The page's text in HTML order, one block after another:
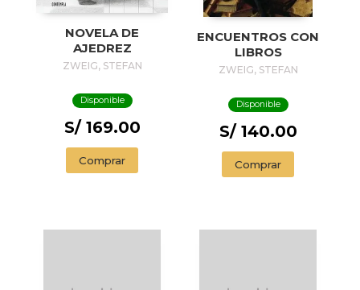
NOVELA DE
AJEDREZ
ZWEIG, STEFAN
Disponible
S/ 169.00
Comprar
ENCUENTROS CON
LIBROS
ZWEIG, STEFAN
Disponible
S/ 140.00
Comprar